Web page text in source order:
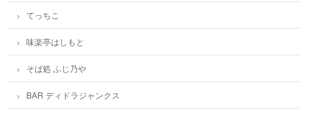
てっちこ
味楽亭はしもと
そば処 ふじ乃や
BAR ディドラジャンクス